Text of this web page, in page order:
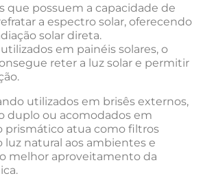
que possuem a capacidade de
a espectro solar, oferecendo
solar direta.
em painéis solares, o
reter a luz solar e permitir
utilizados em brisês externos,
duplo ou acomodados em
prismático atua como filtros
luz natural aos ambientes e
melhor aproveitamento da